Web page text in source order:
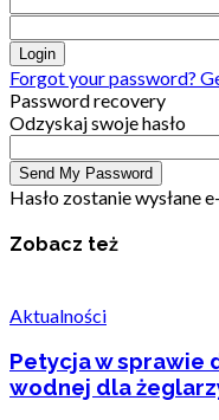
Forgot your password?
Password recovery
Odzyskaj swoje hasło
Hasło zostanie wysłane
Zobacz też
Aktualności
Petycja w
wodnej dla